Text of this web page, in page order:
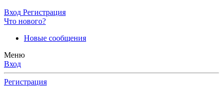
Вход Регистрация
Что нового?
Новые сообщения
Меню
Вход
Регистрация